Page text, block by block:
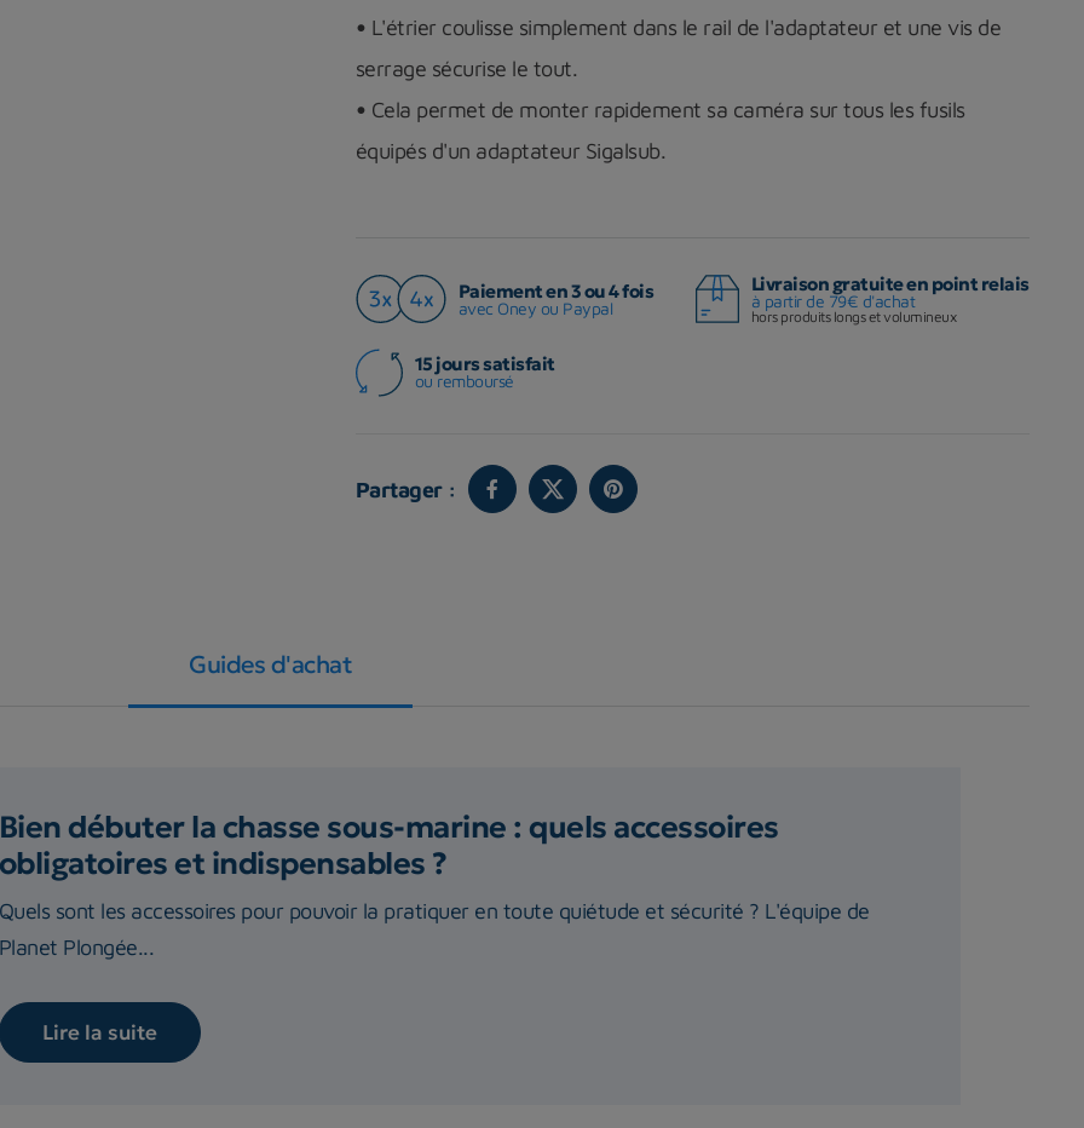
• L'étrier coulisse simplement dans le rail de l'adaptateur et une vis de
serrage sécurise le tout.
• Cela permet de monter rapidement sa caméra sur tous les fusils
équipés d'un adaptateur Sigalsub.
Paiement en 3 ou 4 fois
avec Oney ou Paypal
Livraison gratuite en point relais
à partir de 79€ d'achat
hors produits longs et volumineux
15 jours satisfait
ou remboursé
Partager :
Guides d'achat
débuter la chasse sous-marine : quels accessoires
et indispensables ?
sont les accessoires pour pouvoir la pratiquer en toute quiétude et sécurité ? L'équipe de
Plongée...
Lire la suite